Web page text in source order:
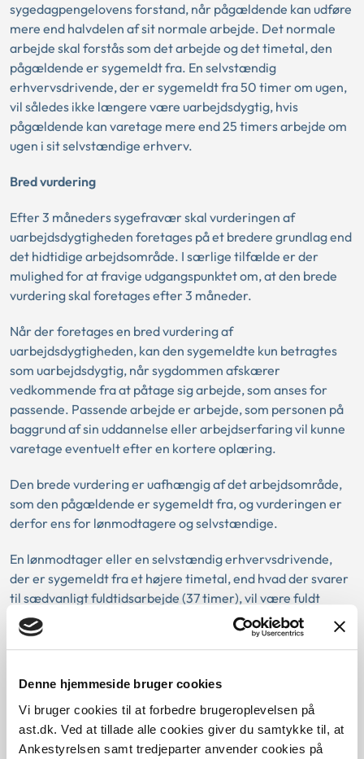
Denne hjemmeside bruger cookies
Vi bruger cookies til at forbedre brugeroplevelsen på
ast.dk. Ved at tillade alle cookies giver du samtykke til, at
Ankestyrelsen samt tredjeparter anvender cookies på
sygedagpengelovens forstand, når pågældende kan udføre
mere end halvdelen af sit normale arbejde. Det normale
arbejde skal forstås som det arbejde og det timetal, den
pågældende er sygemeldt fra. En selvstændig
erhvervsdrivende, der er sygemeldt fra 50 timer om ugen,
vil således ikke længere være uarbejdsdygtig, hvis
pågældende kan varetage mere end 25 timers arbejde om
ugen i sit selvstændige erhverv.
Bred vurdering
Efter 3 måneders sygefravær skal vurderingen af
uarbejdsdygtigheden foretages på et bredere grundlag end
det hidtidige arbejdsområde. I særlige tilfælde er der
mulighed for at fravige udgangspunktet om, at den brede
vurdering skal foretages efter 3 måneder.
Når der foretages en bred vurdering af
uarbejdsdygtigheden, kan den sygemeldte kun betragtes
som uarbejdsdygtig, når sygdommen afskærer
vedkommende fra at påtage sig arbejde, som anses for
passende. Passende arbejde er arbejde, som personen på
baggrund af sin uddannelse eller arbejdserfaring vil kunne
varetage eventuelt efter en kortere oplæring.
Den brede vurdering er uafhængig af det arbejdsområde,
som den pågældende er sygemeldt fra, og vurderingen er
derfor ens for lønmodtagere og selvstændige.
En lønmodtager eller en selvstændig erhvervsdrivende,
der er sygemeldt fra et højere timetal, end hvad der svarer
til sædvanligt fuldtidsarbejde (37 timer), vil være fuldt
arbejdsdygtig efter en bred vurdering, når pågældende kan
varetage et andet passende arbejde i et omfang, der svarer
vurderingen derfor ikke i forhold til det timetal, som den
pågældende er sygemeldt fra.
I den konkrete sag var borgeren sygemeldt fra 50 timer om
ugen som selvstændig landmand. Borgeren havde